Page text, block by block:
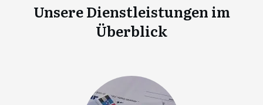
Unsere Dienstleistungen im
Überblick